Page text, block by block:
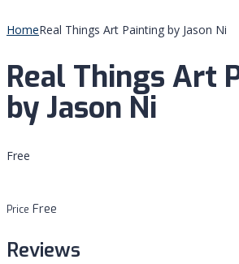
HomeReal Things Art Painting by Jason Ni
Real Things Art
by Jason Ni
Free
Price Free
Reviews